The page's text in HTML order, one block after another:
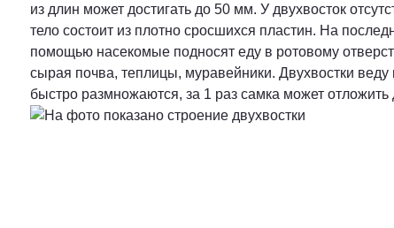
из длин может достигать до 50 мм. У двухвосток
тело состоит из плотно сросшихся пластин. На
помощью насекомые подносят еду в ротовому
сырая почва, теплицы, муравейники. Двухвостки
быстро размножаются, за 1 раз самка может отложить